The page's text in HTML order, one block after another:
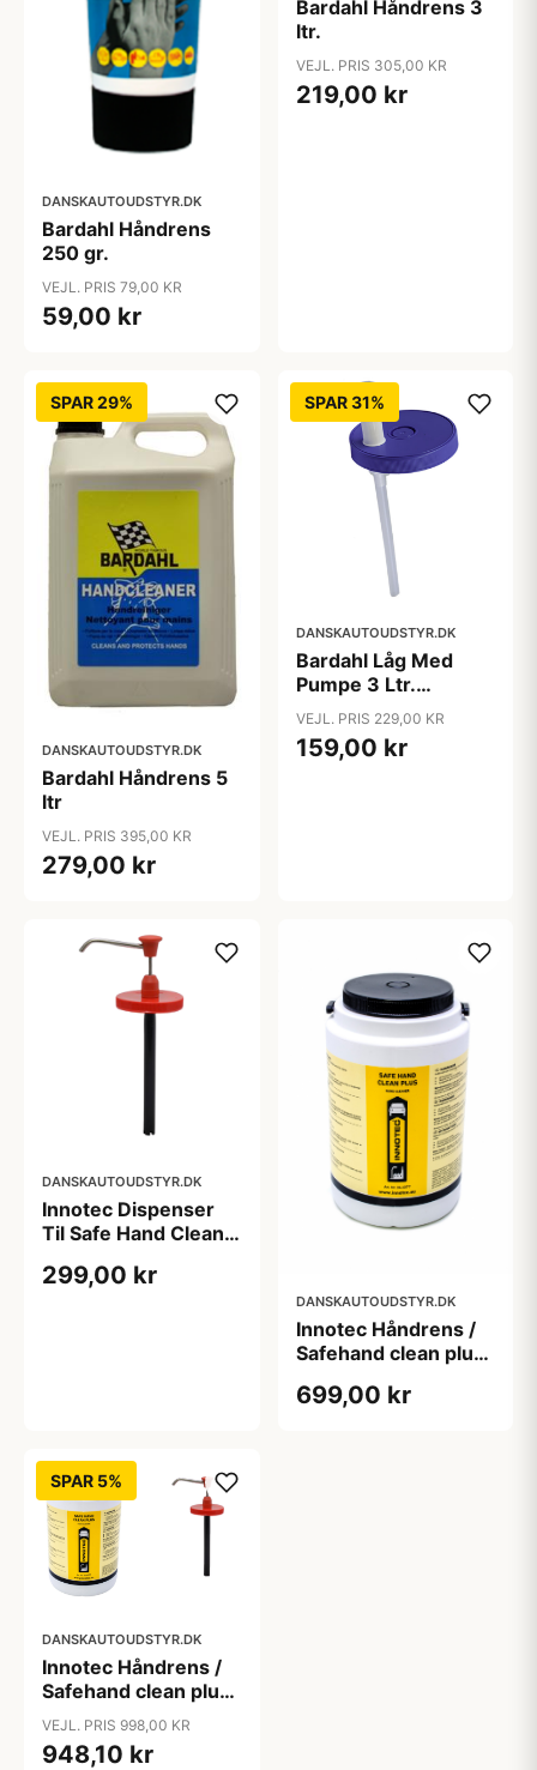
DANSKAUTOUDSTYR.DK
Bardahl Håndrens
250 gr.
VEJL. PRIS 79,00 KR
59,00 kr
Bardahl Håndrens 3
ltr.
VEJL. PRIS 305,00 KR
219,00 kr
SPAR 29%
DANSKAUTOUDSTYR.DK
Bardahl Håndrens 5
ltr
VEJL. PRIS 395,00 KR
279,00 kr
SPAR 31%
DANSKAUTOUDSTYR.DK
Bardahl Låg Med
Pumpe 3 Ltr.
Håndrens
VEJL. PRIS 229,00 KR
159,00 kr
DANSKAUTOUDSTYR.DK
Innotec Dispenser
Til Safe Hand Clean
299,00 kr
DANSKAUTOUDSTYR.DK
Innotec Håndrens /
Safehand clean plus
699,00 kr
SPAR 5%
DANSKAUTOUDSTYR.DK
Innotec Håndrens /
Safehand clean plus
3 ltr. inkl. dispenser
VEJL. PRIS 998,00 KR
948,10 kr